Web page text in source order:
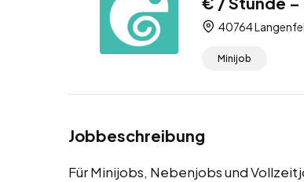
40764
Minijob
Jobbeschreibung
Für Minijobs, Nebenjobs und